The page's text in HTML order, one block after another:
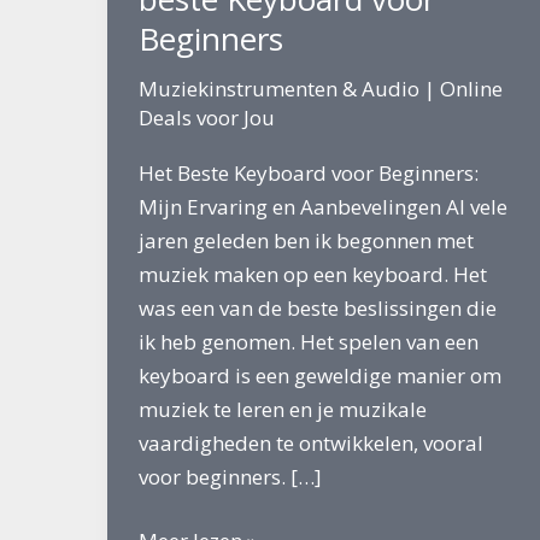
Beginners
Muziekinstrumenten & Audio | Online
Deals voor Jou
Het Beste Keyboard voor Beginners:
Mijn Ervaring en Aanbevelingen Al vele
jaren geleden ben ik begonnen met
muziek maken op een keyboard. Het
was een van de beste beslissingen die
ik heb genomen. Het spelen van een
keyboard is een geweldige manier om
muziek te leren en je muzikale
vaardigheden te ontwikkelen, vooral
voor beginners. […]